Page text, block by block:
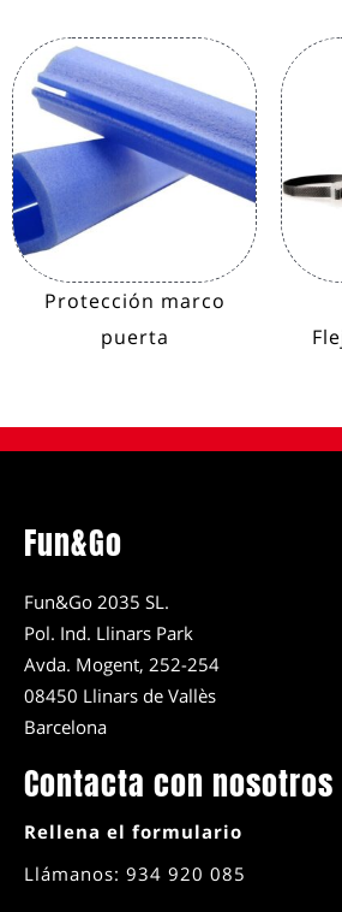
Protección marco
puerta
Fun&Go
Fun&Go 2035 SL.
Pol. Ind. Llinars Park
Avda. Mogent, 252-254
08450 Llinars de Vallès
Barcelona
Contacta con nosotros
Rellena el formulario
Llámanos: 934 920 085